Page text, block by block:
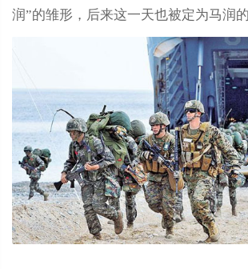
润”的雏形，后来这一天也被定为马润的